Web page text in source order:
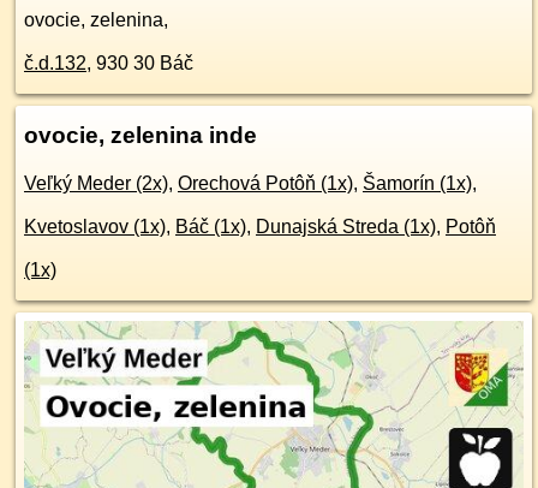
ovocie, zelenina,
č.d.132, 930 30 Báč
ovocie, zelenina inde
Veľký Meder (2x), Orechová Potôň (1x), Šamorín (1x),
Kvetoslavov (1x), Báč (1x), Dunajská Streda (1x), Potôň
(1x)